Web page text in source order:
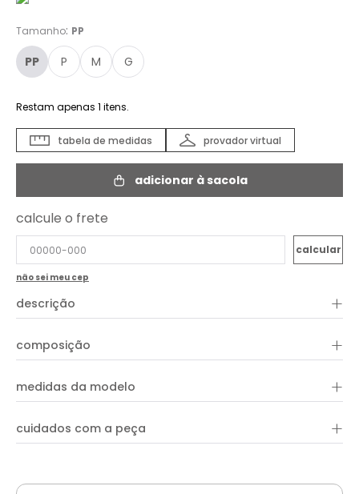
Tamanho: PP
PP P M G
Restam apenas 1 itens.
provador virtual
tabela de medidas
adicionar à sacola
calcule o frete
não sei meu cep
descrição +
produções modernas e confortáveis. Confeccionado em sarja
estruturada, apresenta modelagem ajustada ao corpo com
trazem leveza ao visual, enquanto a parte traseira com
elástico garante caimento perfeito e liberdade de movimento.
Versátil, pode ser combinado com calças, saias ou shorts,
composição +
medidas da modelo +
cuidados com a peça +